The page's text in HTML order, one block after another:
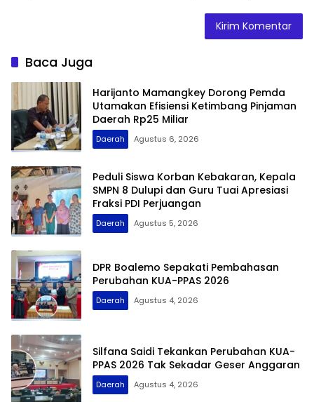
Baca Juga
Harijanto Mamangkey Dorong Pemda
Utamakan Efisiensi Ketimbang Pinjaman
Daerah Rp25 Miliar
Daerah Agustus 6, 2026
Peduli Siswa Korban Kebakaran, Kepala
SMPN 8 Dulupi dan Guru Tuai Apresiasi
Fraksi PDI Perjuangan
Daerah Agustus 5, 2026
DPR Boalemo Sepakati Pembahasan
Perubahan KUA-PPAS 2026
Daerah Agustus 4, 2026
Silfana Saidi Tekankan Perubahan KUA-
PPAS 2026 Tak Sekadar Geser Anggaran
Daerah Agustus 4, 2026